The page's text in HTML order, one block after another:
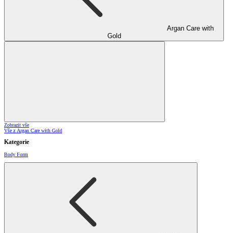
Argan Care with
Gold
Zobrazit vše
Vše z Argan Care with Gold
Kategorie
Body Form